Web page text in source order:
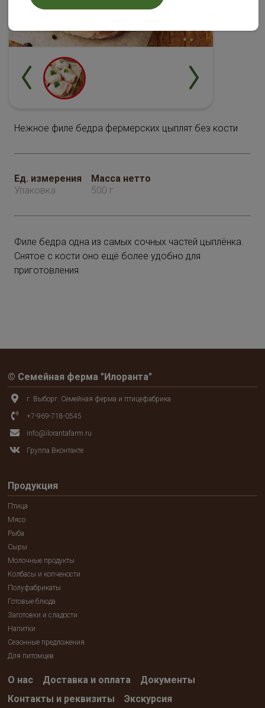
Нежное филе бедра фермерских цыплят без кости
Ед. измерения
Упаковка
Масса нетто
500 г
Филе бедра одна из самых сочных частей цыплёнка.
Снятое с кости оно ещё более удобно для
приготовления
© Семейная ферма "Илоранта"
г. Выборг. Семейная ферма и птицефабрика
+7-969-718-0545
info@ilorantafarm.ru
Группа Вконтакте
Продукция
Птица
Мясо
Рыба
Сыры
Молочные продукты
Колбасы и копчености
Полуфабрикаты
Готовые блюда
Заготовки и сладости
Напитки
Сезонные предложения
Для питомцев
О нас Доставка и оплата
Документы
Контакты и реквизиты
Экскурсия